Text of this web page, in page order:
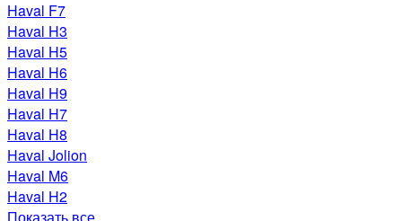
Haval F7
Haval H3
Haval H5
Haval H6
Haval H9
Haval H7
Haval H8
Haval Jolion
Haval M6
Haval H2